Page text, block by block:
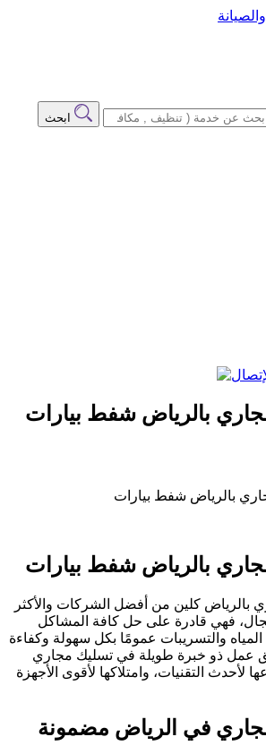
ابحث
بالرياض شفط بيارات
بالرياض شفط بيارات
بالرياض شفط بيارات
بالرياض كلين من أفضل الشركات والأكثر
فهي قادرة على حل كافة المشاكل
المياه والتسريبات عمومًا بكل سهولة وكفاءة
عمل ذو خبرة طويلة في تسليك مجاري
لأحدث التقنيات، وامتلاكها لأقوى الأجهزة
في الرياض مضمونة